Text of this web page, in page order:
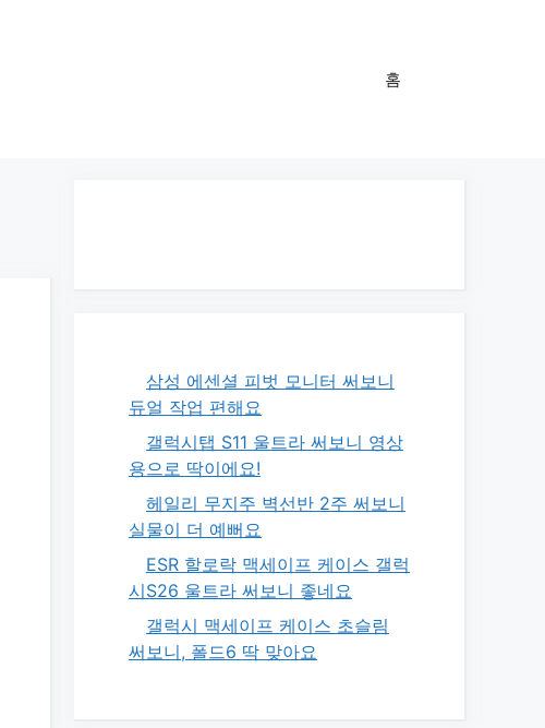
홈
삼성 에센셜 피벗 모니터 써보니
듀얼 작업 편해요
갤럭시탭 S11 울트라 써보니 영상
용으로 딱이에요!
헤일리 무지주 벽선반 2주 써보니
실물이 더 예뻐요
ESR 할로락 맥세이프 케이스 갤럭
시S26 울트라 써보니 좋네요
갤럭시 맥세이프 케이스 초슬림
써보니, 폴드6 딱 맞아요